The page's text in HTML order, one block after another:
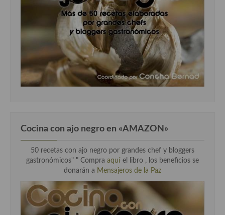
Cocina con ajo negro en «AMAZON»
50 recetas con ajo negro por grandes chef y bloggers
gastronómicos" " Compra aquí el libro , los beneficios se
donarán a Mensajeros de la Paz